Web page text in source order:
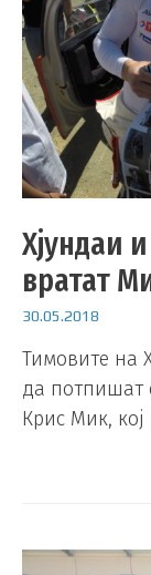
Хјундаи
вратат
30.05.2018
Тимовите на
да потпишат
Крис Мик,